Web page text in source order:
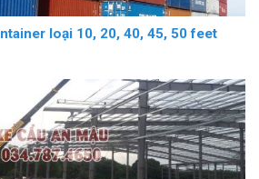
loại 10, 20, 40, 45, 50 feet